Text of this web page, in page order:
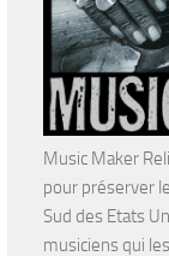
Music Maker
pour préserver
Sud des Etats
musiciens qui